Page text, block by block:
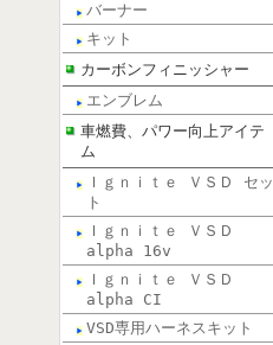
バーナー
キット
カーボンフィニッシャー
エンブレム
車燃費、パワー向上アイテ
ム
Ｉｇｎｉｔｅ ＶＳＤ セッ
ト
Ｉｇｎｉｔｅ ＶＳＤ
alpha 16v
Ｉｇｎｉｔｅ ＶＳＤ
alpha CI
VSD専用ハーネスキット